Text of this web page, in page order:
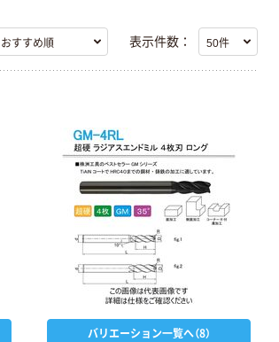
表示件数：
バリエーション一覧へ（8）